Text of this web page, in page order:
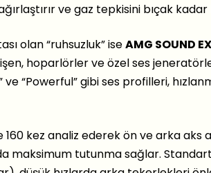
ve gaz tepkisini bıçak
olan “ruhsuzluk” iseAMG SOUND
hoparlörler ve özel ses
“Powerful” gibi ses profilleri,
kez analiz ederek ön ve arka aks
maksimum tutunma sağlar.